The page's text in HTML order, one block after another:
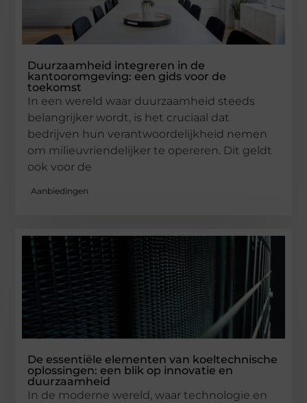
Duurzaamheid integreren in de
kantooromgeving: een gids voor de
toekomst
In een wereld waar duurzaamheid steeds
belangrijker wordt, is het cruciaal dat
bedrijven hun verantwoordelijkheid nemen
om milieuvriendelijker te opereren. Dit geldt
ook voor de
Aanbiedingen
De essentiële elementen van koeltechnische
oplossingen: een blik op innovatie en
duurzaamheid
In de moderne wereld, waar technologie en